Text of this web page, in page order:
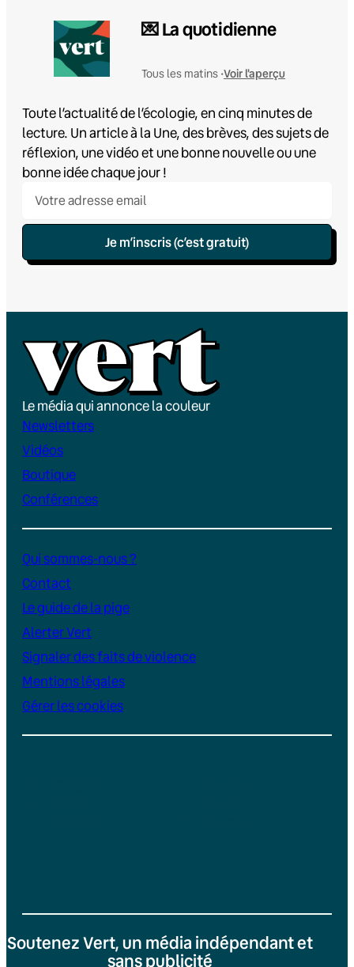
💌 La quotidienne
Tous les matins •Voir l'aperçu
Toute l’actualité de l’écologie, en cinq minutes de
lecture. Un article à la Une, des brèves, des sujets de
réflexion, une vidéo et une bonne nouvelle ou une
bonne idée chaque jour !
Je m’inscris (c’est gratuit)
Le média qui annonce la couleur
Newsletters
Vidéos
Boutique
Conférences
Qui sommes-nous ?
Contact
Le guide de la pige
Alerter Vert
Signaler des faits de violence
Mentions légales
Gérer les cookies
Soutenez Vert, un média indépendant et
sans publicité